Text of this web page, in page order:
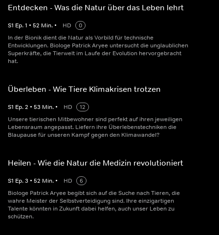
Entdecken - Was die Natur über das Leben lehrt
S1 Ep.1 • 52 Min. • HD
0
In der Bionik dient die Natur als Vorbild für technische
Entwicklungen. Biologe Patrick Aryee untersucht die unglaublichen
Superkräfte, die Tierwelt im Laufe der Evolution hervorgebracht
hat.
Überleben - Wie Tiere Klimakrisen trotzen
S1 Ep.2 • 53 Min. • HD
12
Unsere tierischen Mitbewohner sind perfekt auf ihren jeweiligen
Lebensraum angepasst. Liefern ihre Überlebenstechniken die
Blaupause für unseren Kampf gegen den Klimawandel?
Heilen - Wie die Natur die Medizin revolutioniert
S1 Ep.3 • 52 Min. • HD
6
Biologe Patrick Aryee begibt sich auf die Suche nach Tieren, die
wahre Meister der Selbstverteidigung sind. Ihre einzigartigen
Talente könnten in Zukunft dabei helfen, auch unser Leben zu
schützen.